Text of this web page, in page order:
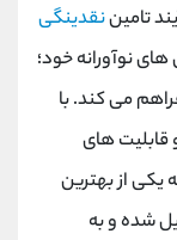
تامیننقدینگی
های نوآورانه خود؛
می کند. با
قابلیت‌ های
یکی از بهترین
شده و به